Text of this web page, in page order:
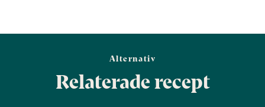
Alternativ
Relaterade recept